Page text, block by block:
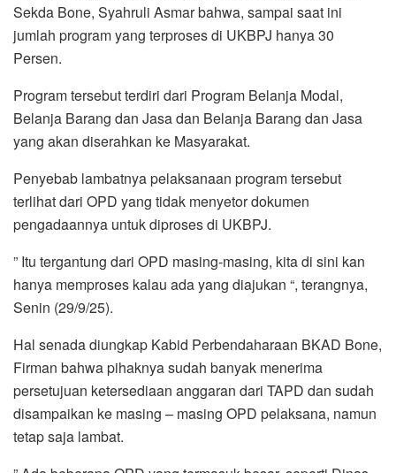
Sekda Bone, Syahruli Asmar bahwa, sampai saat ini
jumlah program yang terproses di UKBPJ hanya 30
Persen.
Program tersebut terdiri dari Program Belanja Modal,
Belanja Barang dan Jasa dan Belanja Barang dan Jasa
yang akan diserahkan ke Masyarakat.
Penyebab lambatnya pelaksanaan program tersebut
terlihat dari OPD yang tidak menyetor dokumen
pengadaannya untuk diproses di UKBPJ.
” Itu tergantung dari OPD masing-masing, kita di sini kan
hanya memproses kalau ada yang diajukan “, terangnya,
Senin (29/9/25).
Hal senada diungkap Kabid Perbendaharaan BKAD Bone,
Firman bahwa pihaknya sudah banyak menerima
persetujuan ketersediaan anggaran dari TAPD dan sudah
disampaikan ke masing – masing OPD pelaksana, namun
tetap saja lambat.